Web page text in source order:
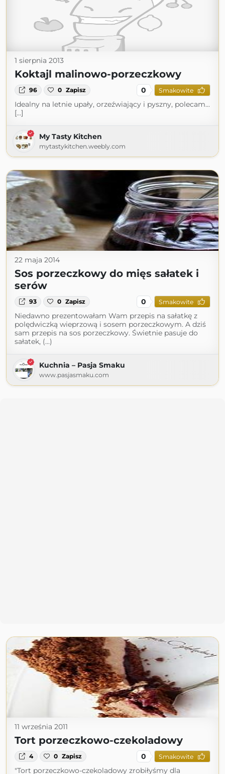
1 sierpnia 2013
Koktajl malinowo-porzeczkowy
96 0 Zapisz 0 Smakowite
Idealny na letnie upały, orzeźwiający i pyszny, polecam...
[...]
My Tasty Kitchen
mytastykitchen.weebly.com
22 maja 2014
Sos porzeczkowy do mięs sałatek i
serów
93 0 Zapisz 0 Smakowite
Niedawno prezentowałam Wam przepis na sałatkę z
polędwiczką wieprzową i sosem porzeczkowym. A dziś
sam przepis na sos porzeczkowy. Świetnie pasuje do
sałatek, (...)
Kuchnia – Pasja Smaku
www.pasjasmaku.com
11 września 2011
Tort porzeczkowo-czekoladowy
4 0 Zapisz 0 Smakowite
"Tort porzeczkowo-czekoladowy zrobiłyśmy dla